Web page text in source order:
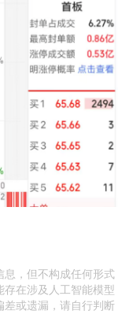
，但不构成任何形式
在涉及人工智能模型
或遗漏，请自行判断